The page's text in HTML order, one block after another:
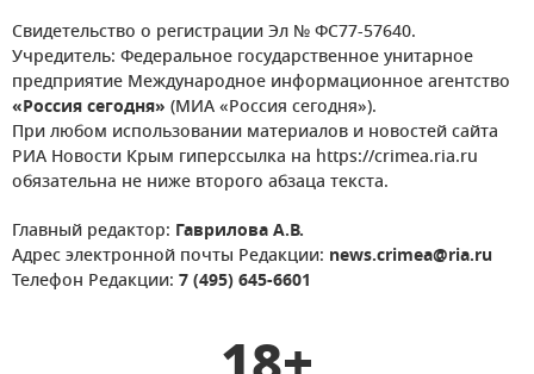
Свидетельство о регистрации Эл № ФС77-57640.
Учредитель: Федеральное государственное унитарное
предприятие Международное информационное агентство
«Россия сегодня» (МИА «Россия сегодня»).
При любом использовании материалов и новостей сайта
РИА Новости Крым гиперссылка на https://crimea.ria.ru
обязательна не ниже второго абзаца текста.
Главный редактор: Гаврилова А.В.
Адрес электронной почты Редакции: news.crimea@ria.ru
Телефон Редакции: 7 (495) 645-6601